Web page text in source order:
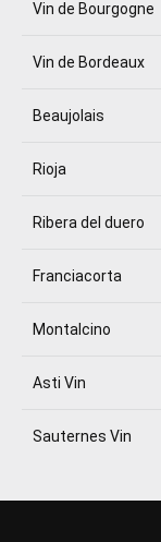
Vin de Bourgogne
Vin de Bordeaux
Beaujolais
Rioja
Ribera del duero
Franciacorta
Montalcino
Asti Vin
Sauternes Vin